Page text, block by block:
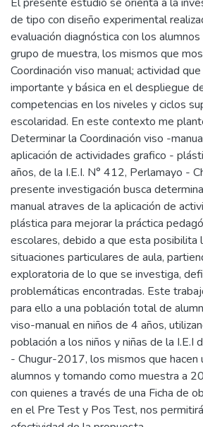
de tipo con diseño experimental
evaluación diagnóstica con los
grupo de muestra, los mismos que
Coordinación viso manual; actividad
importante y básica en el despliegue
competencias en los niveles y ciclos
escolaridad. En este contexto me
Determinar la Coordinación viso -
aplicación de actividades grafico -
años, de la I.E.I. N° 412, Perlamayo -
presente investigación busca
manual atraves de la aplicación de
plástica para mejorar la práctica
escolares, debido a que esta posibilita
situaciones particulares de aula,
exploratoria de lo que se investiga,
problemáticas encontradas. Este
para ello a una población total de
viso-manual en niños de 4 años,
población a los niños y niñas de la I.E.I
- Chugur-2017, los mismos que
alumnos y tomando como muestra a
con quienes a través de una Ficha de
en el Pre Test y Pos Test, nos